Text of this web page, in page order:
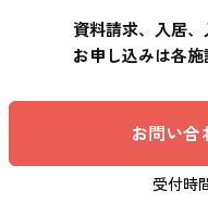
資料請求、入居、
お申し込みは各施
お問い合
受付時